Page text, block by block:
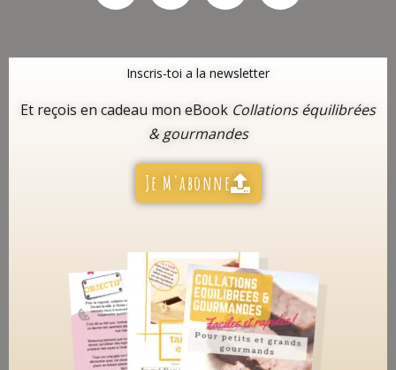
Inscris-toi a la newsletter
Et reçois en cadeau mon eBook Collations équilibrées
& gourmandes
Je M'abonne